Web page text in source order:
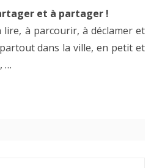
et à partager !
à parcourir, à déclamer et
dans la ville, en petit et
…